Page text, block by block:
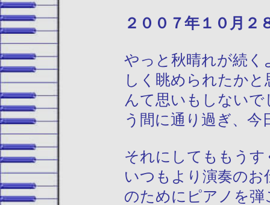
２００７年１
やっと秋晴れが続く
しく眺められたか
んて思いもしない
う間に通り過ぎ、
それにしてももうす
いつもより演奏の
のためにピアノを